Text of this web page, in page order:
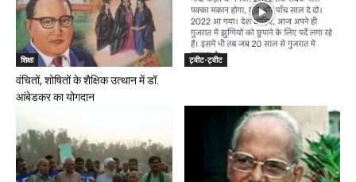
शिक्षा
वंचितों, शोषितों के शैक्षिक उत्थान में डॉ.
आंबेडकर का योगदान
ट्वीट-ट्वीट